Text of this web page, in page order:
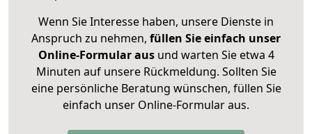
Wenn Sie Interesse haben, unsere Dienste in
Anspruch zu nehmen, füllen Sie einfach unser
Online-Formular ausund warten Sie etwa 4
Minuten auf unsere Rückmeldung. Sollten Sie
eine persönliche Beratung wünschen, füllen Sie
einfach unser Online-Formular aus.